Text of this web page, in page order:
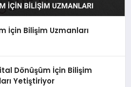
İçin Bilişim Uzmanları
Dönüşüm İçin Bilişim
Yetiştiriyor